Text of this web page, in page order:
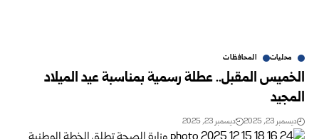
محليات المحافظات
الخميس المقبل.. عطلة رسمية بمناسبة عيد الميلاد
المجيد
ديسمبر 23, 2025 ديسمبر 23, 2025